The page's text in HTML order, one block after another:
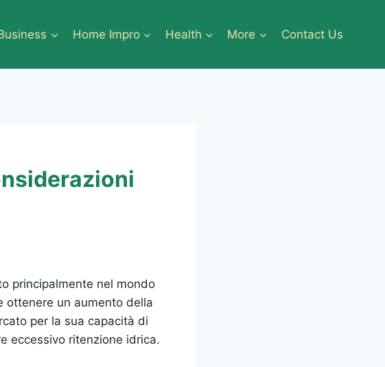
Home Impro Health More Contact Us
principalmente nel mondo
ottenere un aumento della
per la sua capacità di
eccessivo ritenzione idrica.